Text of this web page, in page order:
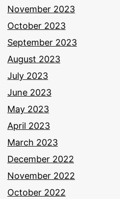
November 2023
October 2023
September 2023
August 2023
July 2023
June 2023
May 2023
April 2023
March 2023
December 2022
November 2022
October 2022